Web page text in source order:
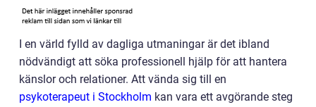
I en värld fylld av dagliga utmaningar är det ibland
nödvändigt att söka professionell hjälp för att hantera
känslor och relationer. Att vända sig till en
psykoterapeut i Stockholm kan vara ett avgörande steg